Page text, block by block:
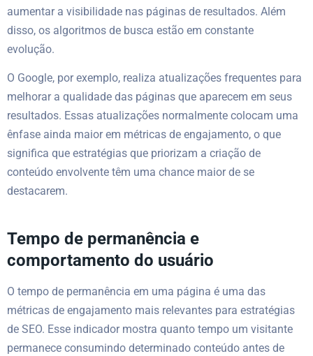
aumentar a visibilidade nas páginas de resultados. Além
disso, os algoritmos de busca estão em constante
evolução.
O Google, por exemplo, realiza atualizações frequentes para
melhorar a qualidade das páginas que aparecem em seus
resultados. Essas atualizações normalmente colocam uma
ênfase ainda maior em métricas de engajamento, o que
significa que estratégias que priorizam a criação de
conteúdo envolvente têm uma chance maior de se
destacarem.
Tempo de permanência e
comportamento do usuário
O tempo de permanência em uma página é uma das
métricas de engajamento mais relevantes para estratégias
de SEO. Esse indicador mostra quanto tempo um visitante
permanece consumindo determinado conteúdo antes de